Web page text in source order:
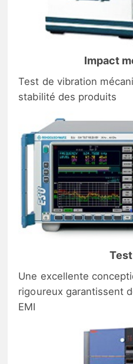
Impact
Test de vibration
stabilité des produits
Une excellente
rigoureux garantissent
EMI